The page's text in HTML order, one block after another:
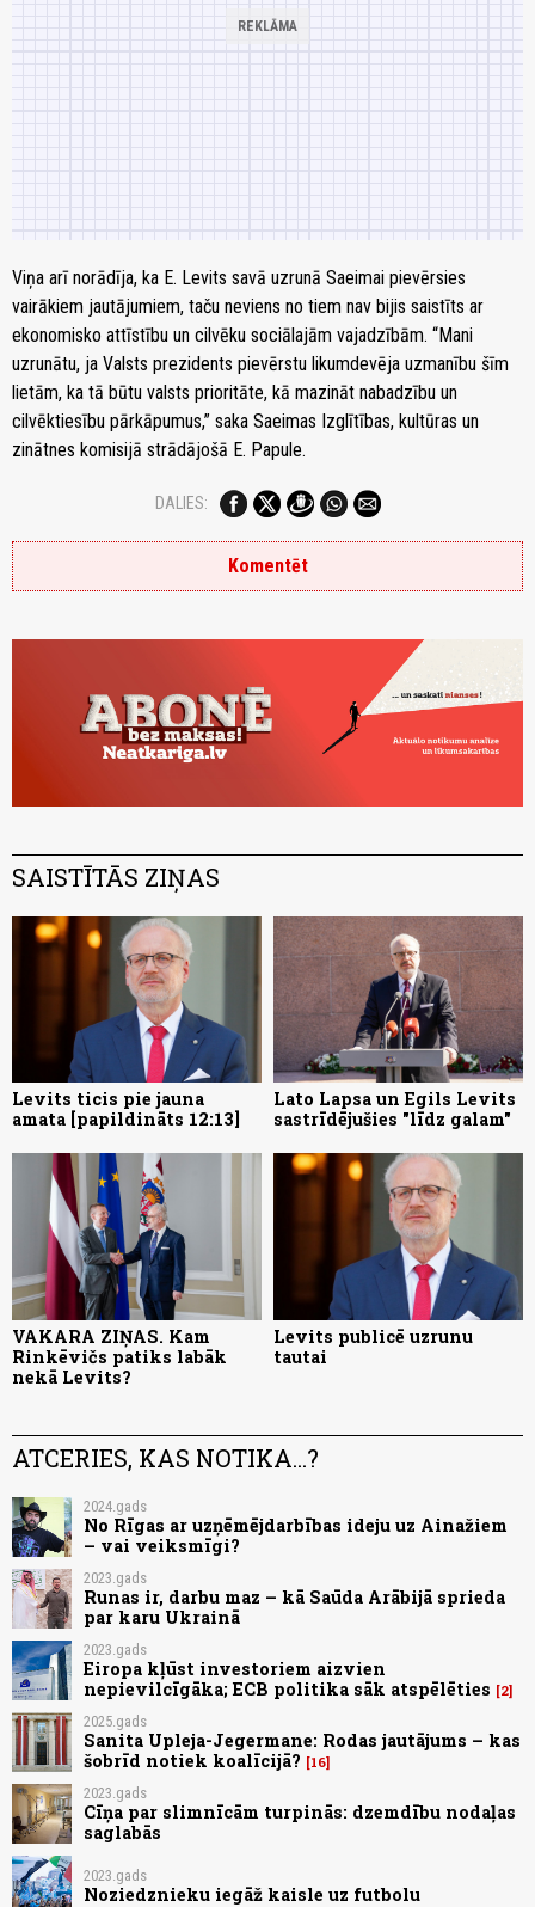
Viņa arī norādīja, ka E. Levits savā uzrunā Saeimai pievērsies
vairākiem jautājumiem, taču neviens no tiem nav bijis saistīts ar
ekonomisko attīstību un cilvēku sociālajām vajadzībām. “Mani
uzrunātu, ja Valsts prezidents pievērstu likumdevēja uzmanību šīm
lietām, ka tā būtu valsts prioritāte, kā mazināt nabadzību un
cilvēktiesību pārkāpumus,” saka Saeimas Izglītības, kultūras un
zinātnes komisijā strādājošā E. Papule.
DALIES:
Komentēt
SAISTĪTĀS ZIŅAS
Levits ticis pie jauna
amata [papildināts 12:13]
Lato Lapsa un Egils Levits
sastrīdējušies "līdz galam"
VAKARA ZIŅAS. Kam
Rinkēvičs patiks labāk
nekā Levits?
Levits publicē uzrunu
tautai
ATCERIES, KAS NOTIKA...?
2024.gads
No Rīgas ar uzņēmējdarbības ideju uz Ainažiem
– vai veiksmīgi?
2023.gads
Runas ir, darbu maz – kā Saūda Arābijā sprieda
par karu Ukrainā
2023.gads
Eiropa kļūst investoriem aizvien
nepievilcīgāka; ECB politika sāk atspēlēties
2
2025.gads
Sanita Upleja-Jegermane: Rodas jautājums – kas
šobrīd notiek koalīcijā?
16
2023.gads
Cīņa par slimnīcām turpinās: dzemdību nodaļas
saglabās
2023.gads
Noziedznieku iegāž kaisle uz futbolu